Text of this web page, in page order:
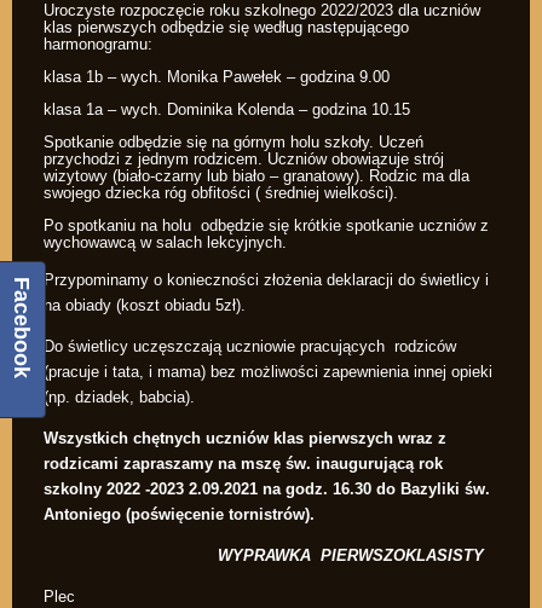
Uroczyste rozpoczęcie roku szkolnego 2022/2023 dla uczniów
klas pierwszych odbędzie się według następującego
harmonogramu:
klasa 1b – wych. Monika Pawełek – godzina 9.00
klasa 1a – wych. Dominika Kolenda – godzina 10.15
Spotkanie odbędzie się na górnym holu szkoły. Uczeń
przychodzi z jednym rodzicem. Uczniów obowiązuje strój
wizytowy (biało-czarny lub biało – granatowy). Rodzic ma dla
swojego dziecka róg obfitości ( średniej wielkości).
Po spotkaniu na holu odbędzie się krótkie spotkanie uczniów z
wychowawcą w salach lekcyjnych.
Przypominamy o konieczności złożenia deklaracji do świetlicy i
na obiady (koszt obiadu 5zł).
Do świetlicy uczęszczają uczniowie pracujących rodziców
(pracuje i tata, i mama) bez możliwości zapewnienia innej opieki
(np. dziadek, babcia).
Wszystkich chętnych uczniów klas pierwszych wraz z
rodzicami zapraszamy na mszę św. inaugurującą rok
szkolny 2022 -2023 2.09.2021 na godz. 16.30 do Bazyliki św.
Antoniego (poświęcenie tornistrów).
WYPRAWKA PIERWSZOKLASISTY
Plec
Facebook